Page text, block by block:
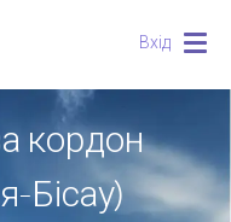
Вхід
кордон
Бісау)